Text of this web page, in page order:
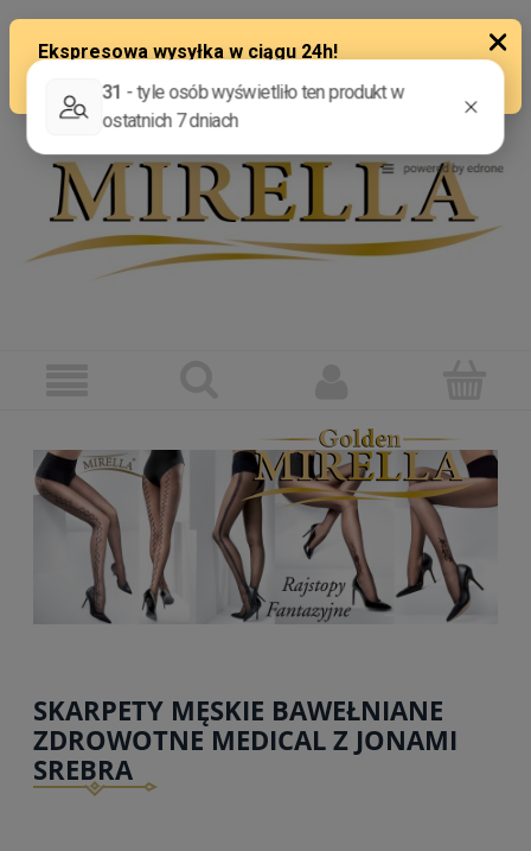
ZAREJESTRUJ SIĘ ZALOGUJ SIĘ
SKARPETY MĘSKIE BAWEŁNIANE
ZDROWOTNE MEDICAL Z JONAMI
SREBRA